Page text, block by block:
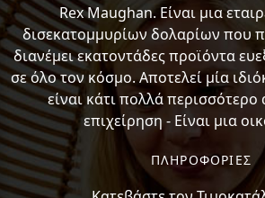
Rex Maughan. Είναι μια
δισεκατομμυρίων δολαρίων που
διανέμει εκατοντάδες προϊόντα
σε όλο τον κόσμο. Αποτελεί μία
είναι κάτι πολλά
επιχείρηση - Είναι μια
ΠΛΗΡΟΦΟΡΙΕΣ